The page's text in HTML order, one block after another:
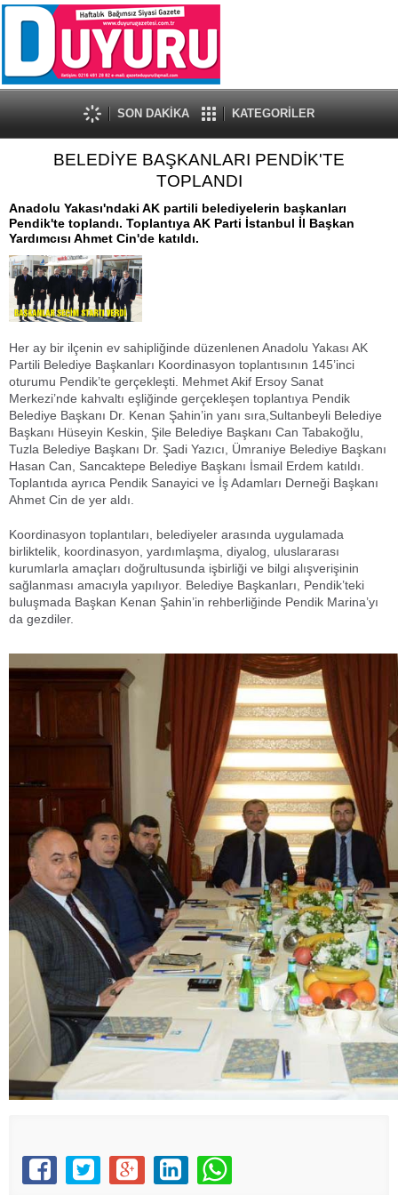
SON DAKİKA KATEGORİLER
BELEDİYE BAŞKANLARI PENDİK'TE
TOPLANDI
Anadolu Yakası'ndaki AK partili belediyelerin başkanları
Pendik'te toplandı. Toplantıya AK Parti İstanbul İl Başkan
Yardımcısı Ahmet Cin'de katıldı.
Her ay bir ilçenin ev sahipliğinde düzenlenen Anadolu Yakası AK
Partili Belediye Başkanları Koordinasyon toplantısının 145’inci
oturumu Pendik’te gerçekleşti. Mehmet Akif Ersoy Sanat
Merkezi’nde kahvaltı eşliğinde gerçekleşen toplantıya Pendik
Belediye Başkanı Dr. Kenan Şahin’in yanı sıra,Sultanbeyli Belediye
Başkanı Hüseyin Keskin, Şile Belediye Başkanı Can Tabakoğlu,
Tuzla Belediye Başkanı Dr. Şadi Yazıcı, Ümraniye Belediye Başkanı
Hasan Can, Sancaktepe Belediye Başkanı İsmail Erdem katıldı.
Toplantıda ayrıca Pendik Sanayici ve İş Adamları Derneği Başkanı
Ahmet Cin de yer aldı.
Koordinasyon toplantıları, belediyeler arasında uygulamada
birliktelik, koordinasyon, yardımlaşma, diyalog, uluslararası
kurumlarla amaçları doğrultusunda işbirliği ve bilgi alışverişinin
sağlanması amacıyla yapılıyor. Belediye Başkanları, Pendik’teki
buluşmada Başkan Kenan Şahin’in rehberliğinde Pendik Marina’yı
da gezdiler.